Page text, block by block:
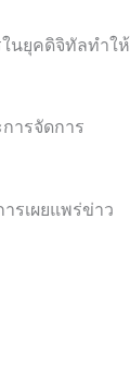
นยุคดิจิทัลทำให้
ารจัดการ
รเผยแพร่ข่าว